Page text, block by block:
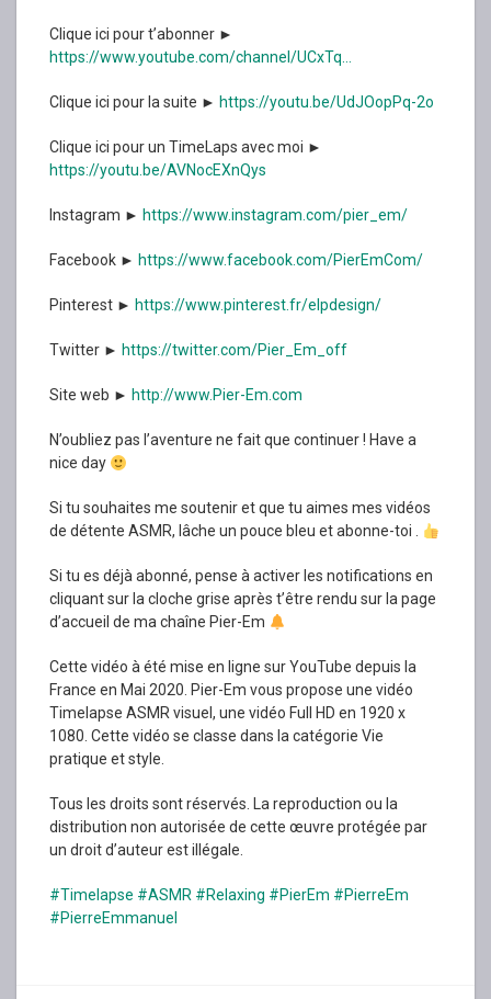
Clique ici pour t’abonner ►
https://www.youtube.com/channel/UCxTq…
Clique ici pour la suite ► https://youtu.be/UdJOopPq-2o
Clique ici pour un TimeLaps avec moi ►
https://youtu.be/AVNocEXnQys
Instagram ► https://www.instagram.com/pier_em/
Facebook ► https://www.facebook.com/PierEmCom/
Pinterest ► https://www.pinterest.fr/elpdesign/
Twitter ► https://twitter.com/Pier_Em_off
Site web ► http://www.Pier-Em.com
N’oubliez pas l’aventure ne fait que continuer ! Have a
nice day
Si tu souhaites me soutenir et que tu aimes mes vidéos
de détente ASMR, lâche un pouce bleu et abonne-toi .
Si tu es déjà abonné, pense à activer les notifications en
cliquant sur la cloche grise après t’être rendu sur la page
d’accueil de ma chaîne Pier-Em
Cette vidéo à été mise en ligne sur YouTube depuis la
France en Mai 2020. Pier-Em vous propose une vidéo
Timelapse ASMR visuel, une vidéo Full HD en 1920 x
1080. Cette vidéo se classe dans la catégorie Vie
pratique et style.
Tous les droits sont réservés. La reproduction ou la
distribution non autorisée de cette œuvre protégée par
un droit d’auteur est illégale.
#Timelapse #ASMR #Relaxing #PierEm #PierreEm
#PierreEmmanuel